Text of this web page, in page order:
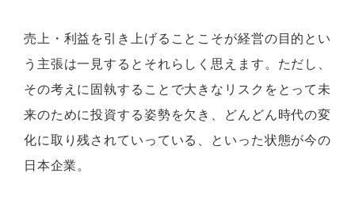
売上・利益を引き上げることこそが経営の目的とい
う主張は一見するとそれらしく思えます。ただし、
その考えに固執することで大きなリスクをとって未
来のために投資する姿勢を欠き、どんどん時代の変
化に取り残されていっている、といった状態が今の
日本企業。